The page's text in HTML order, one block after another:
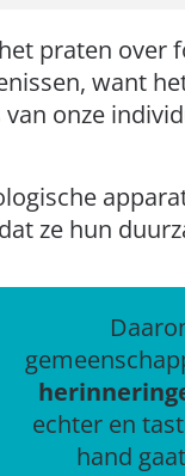
praten over
want
onze
ze hun
echter en
hand